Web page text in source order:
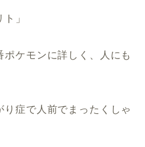
」
ケモンに詳しく、人にも
り症で人前でまったくしゃ